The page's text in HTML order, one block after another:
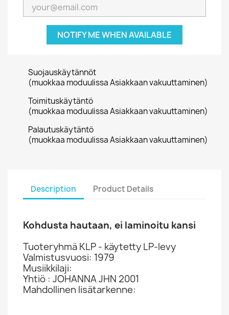
NOTIFY ME WHEN AVAILABLE
Suojauskäytännöt
(muokkaa moduulissa Asiakkaan vakuuttaminen)
Toimituskäytäntö
(muokkaa moduulissa Asiakkaan vakuuttaminen)
Palautuskäytäntö
(muokkaa moduulissa Asiakkaan vakuuttaminen)
Description Product Details
Kohdusta hautaan, ei laminoitu kansi
Tuoteryhmä KLP - käytetty LP-levy
Valmistusvuosi: 1979
Musiikkilaji:
Yhtiö : JOHANNA JHN 2001
Mahdollinen lisätarkenne: